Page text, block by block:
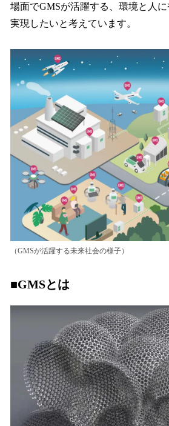
場面でGMSが活躍する、環境と人
実現したいと考えています。
（GMSが活躍する未来社会の様子）
■GMSとは